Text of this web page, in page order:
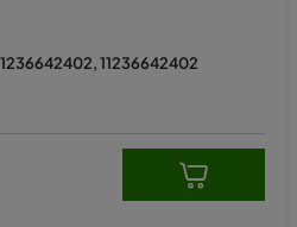
11236642402